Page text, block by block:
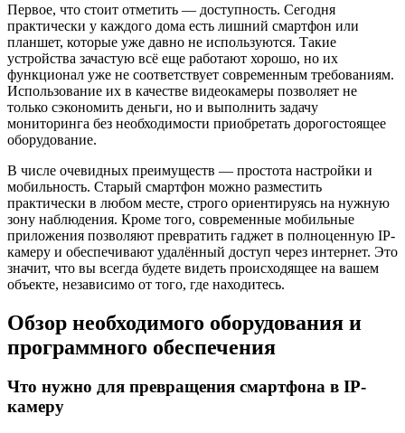
Первое, что стоит отметить — доступность. Сегодня
практически у каждого дома есть лишний смартфон или
планшет, которые уже давно не используются. Такие
устройства зачастую всё еще работают хорошо, но их
функционал уже не соответствует современным требованиям.
Использование их в качестве видеокамеры позволяет не
только сэкономить деньги, но и выполнить задачу
мониторинга без необходимости приобретать дорогостоящее
оборудование.
В числе очевидных преимуществ — простота настройки и
мобильность. Старый смартфон можно разместить
практически в любом месте, строго ориентируясь на нужную
зону наблюдения. Кроме того, современные мобильные
приложения позволяют превратить гаджет в полноценную IP-
камеру и обеспечивают удалённый доступ через интернет. Это
значит, что вы всегда будете видеть происходящее на вашем
объекте, независимо от того, где находитесь.
Обзор необходимого оборудования и
программного обеспечения
Что нужно для превращения смартфона в IP-
камеру